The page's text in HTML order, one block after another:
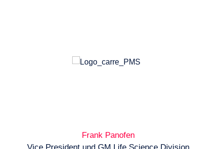
Frank Panofen
Vice President und GM Life Science Division